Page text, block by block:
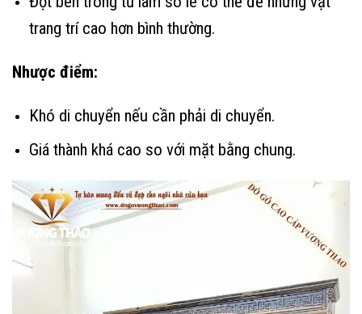
trang trí cao hơn bình thường.
Nhược điểm:
Khó di chuyển nếu cần phải di chuyển.
Giá thành khá cao so với mặt bằng chung.